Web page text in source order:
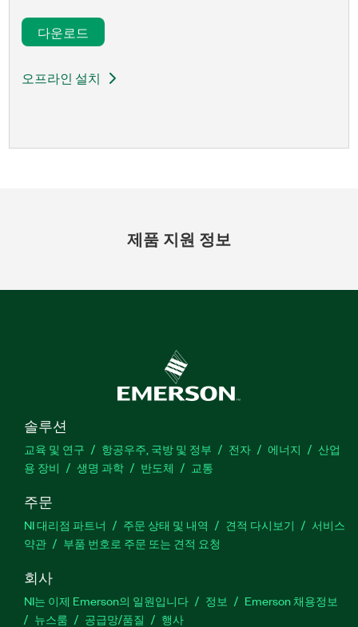
다운로드​
오프라인 설치
제품 지원 정보
솔루션
교육 및 연구 항공우주, 국방 및 정부 전자 에너지
산업
용 장비
생명 과학 반도체 교통
주문
NI 대리점 파트너 주문 상태 및 내역 견적 다시보기
서비스
약관
부품 번호로 주문 또는 견적 요청
회사
NI는 이제 Emerson의 일원입니다 정보
Emerson 채용정보
뉴스룸
공급망/품질 행사